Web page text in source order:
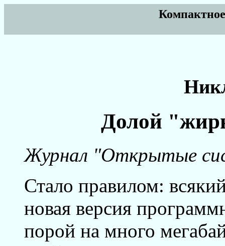
Долой
Журнал "Открытые
Стало правилом:
новая версия
порой на много